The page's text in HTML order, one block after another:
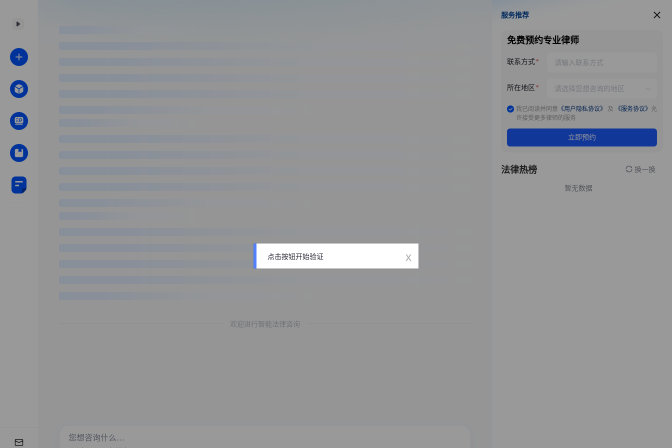
欢迎进行智能法律咨询
服务推荐
服务推荐
免费预约专业律师
联系方式
所在地区
我已阅读并同意 《用户隐私协议》 及 《服务协议》 允
许接受更多律师的服务
立即预约
法律热榜 换一换
暂无数据
点击按钮开始验证 x